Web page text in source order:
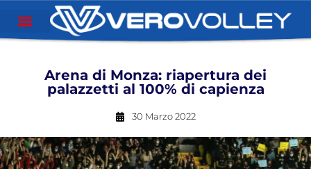
Arena di Monza: riapertura dei
palazzetti al 100% di capienza
30 Marzo 2022